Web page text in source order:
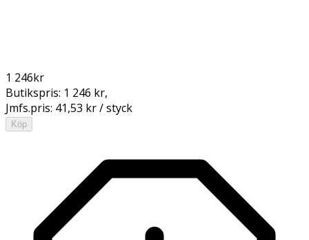
1 246kr
Butikspris: 1 246 kr,
Jmfs.pris: 41,53 kr / styck
Köp